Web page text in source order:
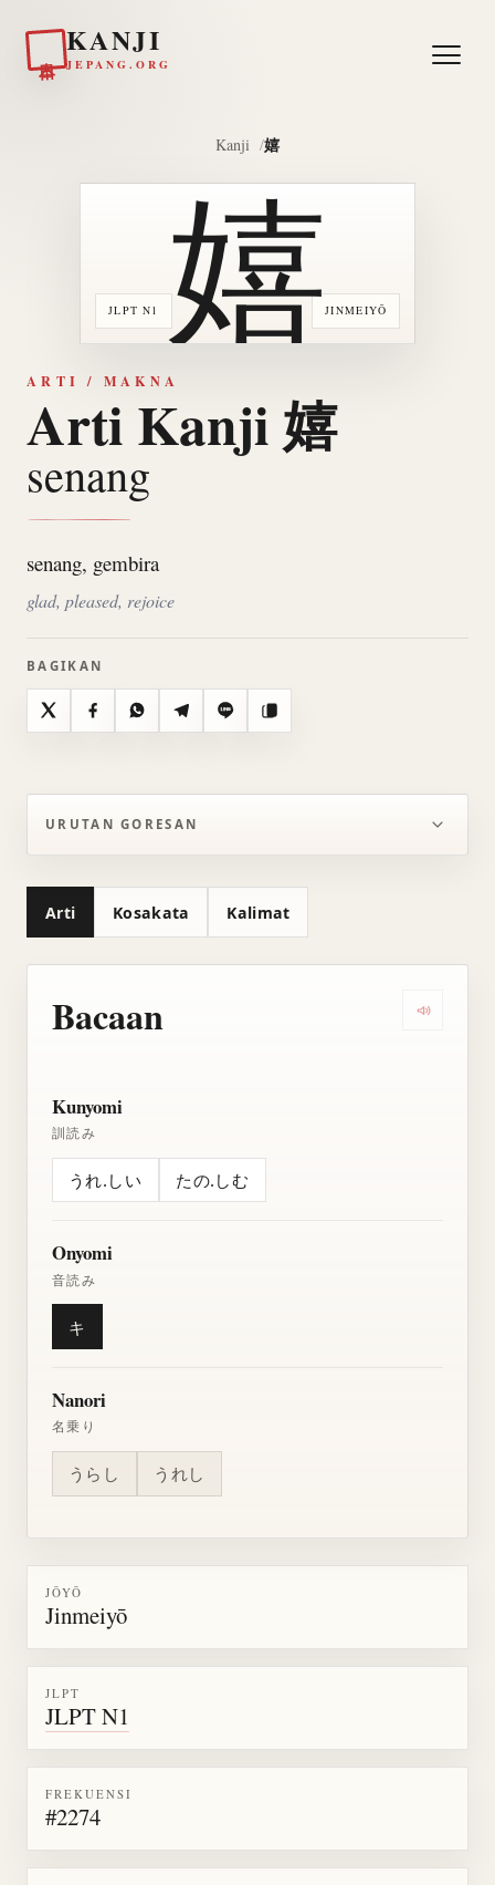
KANJI
JEPANG.ORG
Kanji 嬉
JLPT N1 JINMEIYŌ
嬉
ARTI / MAKNA
Arti Kanji 嬉
senang
senang, gembira
glad, pleased, rejoice
BAGIKAN
X FacebookWhatsAppTelegramLine Salin
URUTAN GORESAN
Arti Kosakata Kalimat
Bacaan
Kunyomi
訓読み
うれ.しい たの.しむ
Onyomi
音読み
キ
Nanori
名乗り
うらし うれし
JŌYŌ
Jinmeiyō
JLPT
JLPT N1
FREKUENSI
#2274